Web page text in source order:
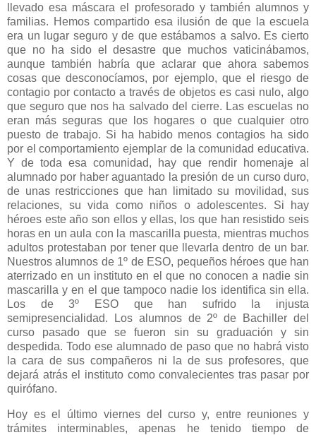
llevado esa máscara el profesorado y también alumnos y
familias. Hemos compartido esa ilusión de que la escuela
era un lugar seguro y de que estábamos a salvo. Es cierto
que no ha sido el desastre que muchos vaticinábamos,
aunque también habría que aclarar que ahora sabemos
cosas que desconocíamos, por ejemplo, que el riesgo de
contagio por contacto a través de objetos es casi nulo, algo
que seguro que nos ha salvado del cierre. Las escuelas no
eran más seguras que los hogares o que cualquier otro
puesto de trabajo. Si ha habido menos contagios ha sido
por el comportamiento ejemplar de la comunidad educativa.
Y de toda esa comunidad, hay que rendir homenaje al
alumnado por haber aguantado la presión de un curso duro,
de unas restricciones que han limitado su movilidad, sus
relaciones, su vida como niños o adolescentes. Si hay
héroes este año son ellos y ellas, los que han resistido seis
horas en un aula con la mascarilla puesta, mientras muchos
adultos protestaban por tener que llevarla dentro de un bar.
Nuestros alumnos de 1º de ESO, pequeños héroes que han
aterrizado en un instituto en el que no conocen a nadie sin
mascarilla y en el que tampoco nadie los identifica sin ella.
Los de 3º ESO que han sufrido la injusta
semipresencialidad. Los alumnos de 2º de Bachiller del
curso pasado que se fueron sin su graduación y sin
despedida. Todo ese alumnado de paso que no habrá visto
la cara de sus compañeros ni la de sus profesores, que
dejará atrás el instituto como convalecientes tras pasar por
quirófano.
Hoy es el último viernes del curso y, entre reuniones y
trámites interminables, apenas he tenido tiempo de